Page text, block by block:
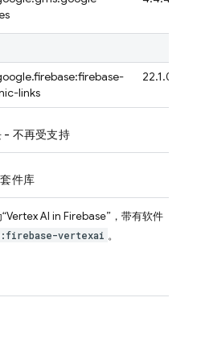
links
22.1.0
- 不再受支持
件库
Vertex AI in Firebase”，带有软件
vertexai 。